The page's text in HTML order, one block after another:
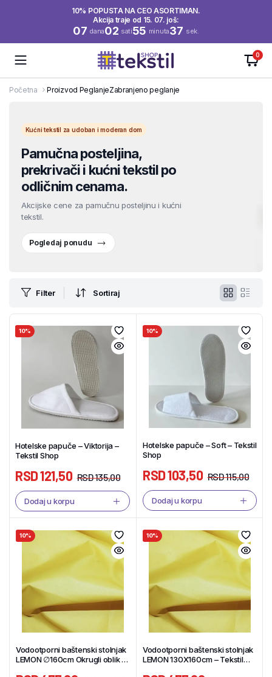
10% POPUSTA NA CEO ASORTIMAN.
Akcija traje od 15. 07. još:
07 dana02 sati55 minuta36 sek.
0
Početna Proizvod PeglanjeZabranjeno peglanje
Kućni tekstil za udoban i moderan dom
Pamučna posteljina,
prekrivači i kućni tekstil po
odličnim cenama.
Akcijske cene za pamučnu posteljinu i kućni
tekstil.
Pogledaj ponudu
Filter Sortiraj
10%
Hotelske papuče – Viktorija –
Tekstil Shop
RSD135,00
RSD121,50
Dodaj u korpu
10%
Hotelske papuče – Soft – Tekstil
Shop
RSD115,00
RSD103,50
Dodaj u korpu
10%
Vodootporni baštenski stolnjak
LEMON ∅160cm Okrugli oblik –
10%
Vodootporni baštenski stolnjak
LEMON 130X160cm – Tekstil